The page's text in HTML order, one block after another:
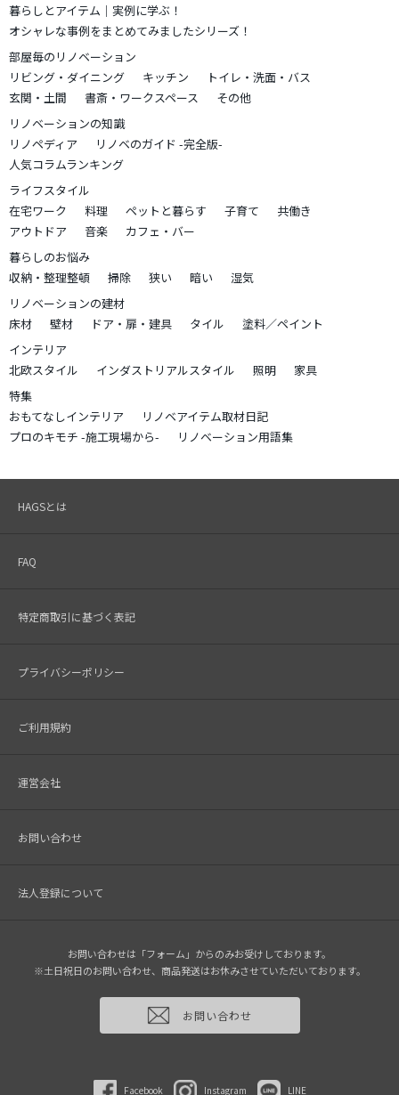
暮らしとアイテム｜実例に学ぶ！
オシャレな事例をまとめてみましたシリーズ！
部屋毎のリノベーション
リビング・ダイニング
キッチン
トイレ・洗面・バス
玄関・土間
書斎・ワークスペース
その他
リノベーションの知識
リノペディア
リノベのガイド -完全版-
人気コラムランキング
ライフスタイル
在宅ワーク
料理 ペットと暮らす 子育て
共働き
アウトドア
音楽
カフェ・バー
暮らしのお悩み
収納・整理整頓
掃除 狭い 暗い
湿気
リノベーションの建材
床材
壁材 ドア・扉・建具 タイル
塗料／ペイント
インテリア
北欧スタイル
インダストリアルスタイル 照明
家具
特集
おもてなしインテリア
リノベアイテム取材日記
プロのキモチ -施工現場から-
リノベーション用語集
HAGSとは
FAQ
特定商取引に基づく表記
プライバシーポリシー
ご利用規約
運営会社
お問い合わせ
法人登録について
お問い合わせは「フォーム」からのみお受けしております。
※土日祝日のお問い合わせ、商品発送はお休みさせていただいております。
お問い合わせ
Facebook Instagram LINE